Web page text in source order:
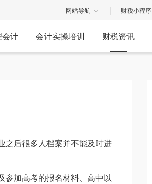
网站导航 财税小程序
计 会计实操培训 财税资讯
之后很多人档案并不能及时进
参加高考的报名材料、高中以